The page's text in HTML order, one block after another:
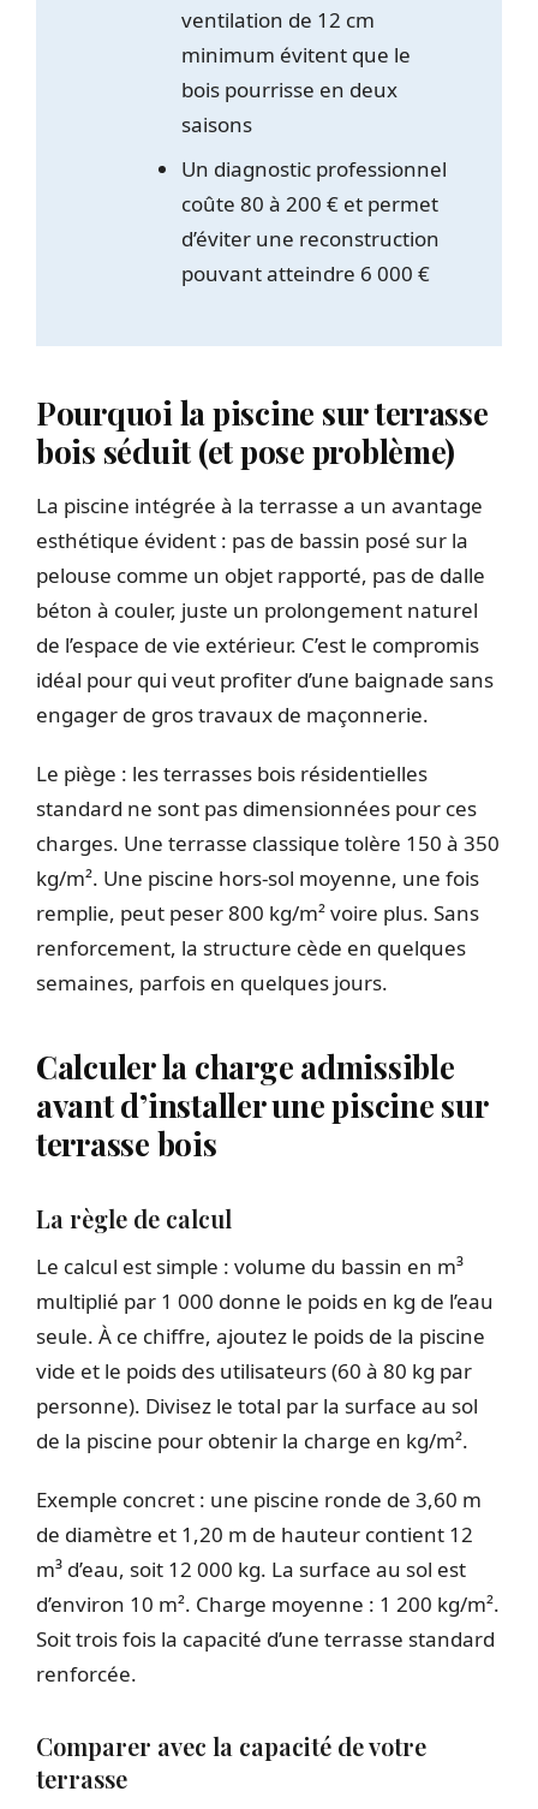
ventilation de 12 cm
minimum évitent que le
bois pourrisse en deux
saisons
Un diagnostic professionnel
coûte 80 à 200 € et permet
d’éviter une reconstruction
pouvant atteindre 6 000 €
Pourquoi la piscine sur terrasse
bois séduit (et pose problème)
La piscine intégrée à la terrasse a un avantage
esthétique évident : pas de bassin posé sur la
pelouse comme un objet rapporté, pas de dalle
béton à couler, juste un prolongement naturel
de l’espace de vie extérieur. C’est le compromis
idéal pour qui veut profiter d’une baignade sans
engager de gros travaux de maçonnerie.
Le piège : les terrasses bois résidentielles
standard ne sont pas dimensionnées pour ces
charges. Une terrasse classique tolère 150 à 350
kg/m². Une piscine hors-sol moyenne, une fois
remplie, peut peser 800 kg/m² voire plus. Sans
renforcement, la structure cède en quelques
semaines, parfois en quelques jours.
Calculer la charge admissible
avant d’installer une piscine sur
terrasse bois
La règle de calcul
Le calcul est simple : volume du bassin en m³
multiplié par 1 000 donne le poids en kg de l’eau
seule. À ce chiffre, ajoutez le poids de la piscine
vide et le poids des utilisateurs (60 à 80 kg par
personne). Divisez le total par la surface au sol
de la piscine pour obtenir la charge en kg/m².
Exemple concret : une piscine ronde de 3,60 m
de diamètre et 1,20 m de hauteur contient 12
m³ d’eau, soit 12 000 kg. La surface au sol est
d’environ 10 m². Charge moyenne : 1 200 kg/m².
Soit trois fois la capacité d’une terrasse standard
renforcée.
Comparer avec la capacité de votre
terrasse